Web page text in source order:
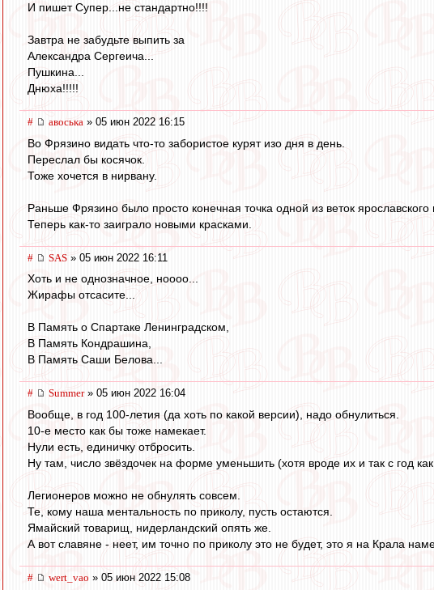
И пишет Супер...не стандартно!!!!
Завтра не забудьте выпить за
Александра Сергеича...
Пушкина...
Днюха!!!!!
# авоська » 05 июн 2022 16:15
Во Фрязино видать что-то забористое курят изо дня в день.
Переслал бы косячок.
Тоже хочется в нирвану.
Раньше Фрязино было просто конечная точка одной из веток ярославского
Теперь как-то заиграло новыми красками.
# SAS » 05 июн 2022 16:11
Хоть и не однозначное, ноооо...
Жирафы отсасите...
В Память о Спартаке Ленинградском,
В Память Кондрашина,
В Память Саши Белова...
# Summer» 05 июн 2022 16:04
Вообще, в год 100-летия (да хоть по какой версии), надо обнулиться.
10-е место как бы тоже намекает.
Нули есть, единичку отбросить.
Ну там, число звёздочек на форме уменьшить (хотя вроде их и так с год
Легионеров можно не обнулять совсем.
Те, кому наша ментальность по приколу, пусть остаются.
Ямайский товарищ, нидерландский опять же.
А вот славяне - неет, им точно по приколу это не будет, это я на Крала
# wert_vao » 05 июн 2022 15:08